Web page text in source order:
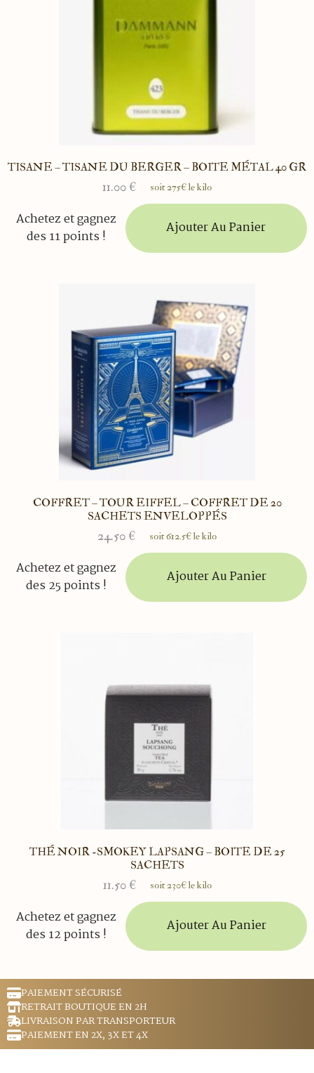
TISANE – TISANE DU BERGER – BOITE MÉTAL 40 GR
11.00 € soit 275€ le kilo
Achetez et gagnez
des 11 points !
Ajouter Au Panier
COFFRET – TOUR EIFFEL – COFFRET DE 20
SACHETS ENVELOPPÉS
24.50 € soit 612.5€ le kilo
Achetez et gagnez
des 25 points !
Ajouter Au Panier
THÉ NOIR -SMOKEY LAPSANG – BOITE DE 25
SACHETS
11.50 € soit 230€ le kilo
Achetez et gagnez
des 12 points !
Ajouter Au Panier
PAIEMENT SÉCURISÉ
RETRAIT BOUTIQUE EN 2H
LIVRAISON PAR TRANSPORTEUR
PAIEMENT EN 2X, 3X ET 4X